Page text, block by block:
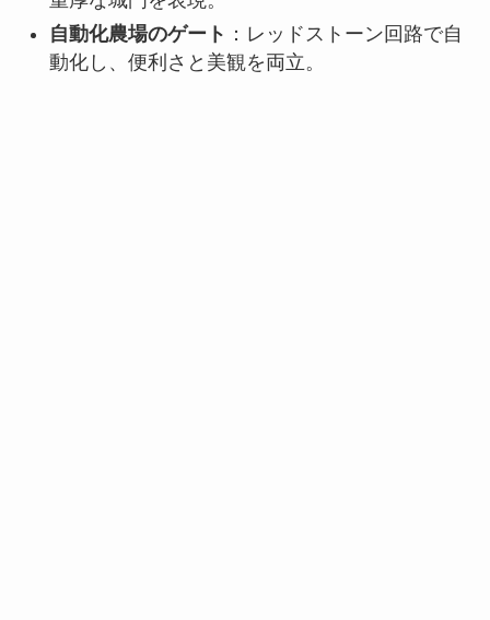
自動化農場のゲート ：レッドストーン回路で自
動化し、便利さと美観を両立。